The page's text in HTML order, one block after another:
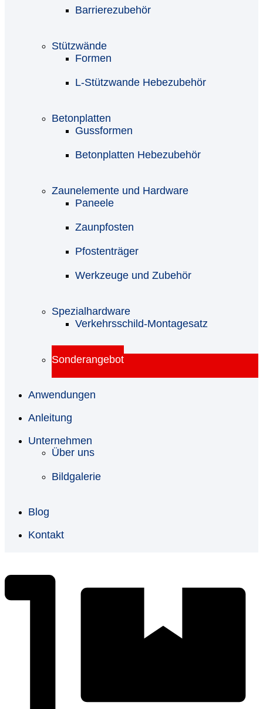
Barrierezubehör
Stützwände
Formen
L-Stützwande Hebezubehör
Betonplatten
Gussformen
Betonplatten Hebezubehör
Zaunelemente und Hardware
Paneele
Zaunpfosten
Pfostenträger
Werkzeuge und Zubehör
Spezialhardware
Verkehrsschild-Montagesatz
Sonderangebot
Anwendungen
Anleitung
Unternehmen
Über uns
Bildgalerie
Blog
Kontakt